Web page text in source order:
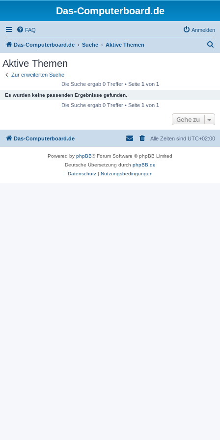
Das-Computerboard.de
FAQ Anmelden
Das-Computerboard.de Suche Aktive Themen
Aktive Themen
Zur erweiterten Suche
Die Suche ergab 0 Treffer • Seite 1 von 1
Es wurden keine passenden Ergebnisse gefunden.
Die Suche ergab 0 Treffer • Seite 1 von 1
Gehe zu
Das-Computerboard.de Alle Zeiten sind UTC+02:00
Powered by phpBB® Forum Software © phpBB Limited
Deutsche Übersetzung durch phpBB.de
Datenschutz| Nutzungsbedingungen